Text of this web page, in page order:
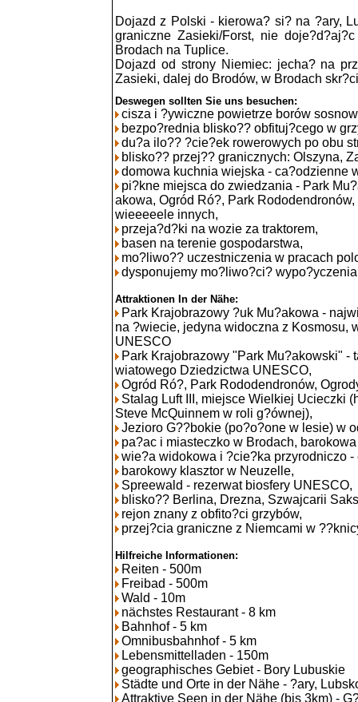
Dojazd z Polski - kierowa? si? na ?ary,
graniczne Zasieki/Forst, nie
Brodach na Tuplice.
Dojazd od strony Niemiec: jecha? na
Zasieki, dalej do Brodów, w Brodach
Deswegen sollten Sie uns besuchen:
cisza i ?ywiczne powietrze borów
bezpo?rednia blisko?? obfituj?cego w
du?a ilo?? ?cie?ek rowerowych po obu
blisko?? przej?? granicznych: Olszyna,
domowa kuchnia wiejska - ca?odzienne
pi?kne miejsca do zwiedzania - Park
akowa, Ogród Ró?, Park Rododendronów,
wieeeeele innych,
przeja?d?ki na wozie za traktorem,
basen na terenie gospodarstwa,
mo?liwo?? uczestniczenia w pracach
dysponujemy mo?liwo?ci?
Attraktionen In der Nähe:
Park Krajobrazowy ?uk Mu?akowa -
na ?wiecie, jedyna widoczna z Kosmosu,
UNESCO
Park Krajobrazowy "Park Mu?akowski" -
wiatowego Dziedzictwa UNESCO,
Ogród Ró?, Park Rododendronów,
Stalag Luft III, miejsce Wielkiej Ucieczki
Steve McQuinnem w roli g?ównej),
Jezioro G??bokie (po?o?one w lesie) w
pa?ac i miasteczko w Brodach,
wie?a widokowa i ?cie?ka przyrodniczo
barokowy klasztor w Neuzelle,
Spreewald - rezerwat biosfery UNESCO,
blisko?? Berlina, Drezna, Szwajcarii
rejon znany z obfito?ci grzybów,
przej?cia graniczne z Niemcami w
Hilfreiche Informationen:
Reiten - 500m
Freibad - 500m
Wald - 10m
nächstes Restaurant - 8 km
Bahnhof - 5 km
Omnibusbahnhof - 5 km
Lebensmittelladen - 150m
geographisches Gebiet - Bory Lubuskie
Städte und Orte in der Nähe - ?ary,
Attraktive Seen in der Nähe (bis 3km) -